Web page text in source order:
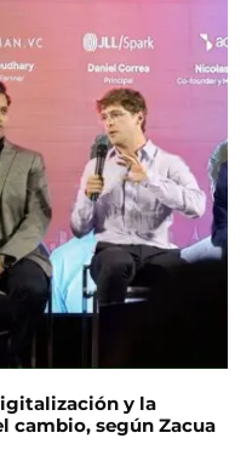
y la
cambio, según Zacua